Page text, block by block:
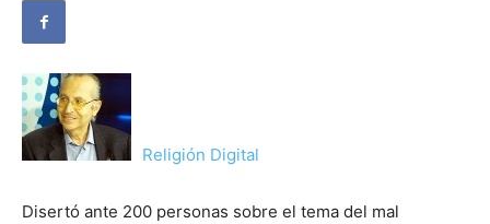
Religión Digital
Disertó ante 200 personas sobre el tema del mal